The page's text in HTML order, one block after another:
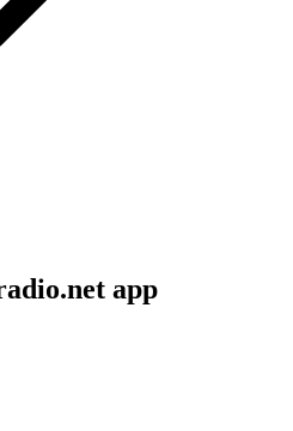
app